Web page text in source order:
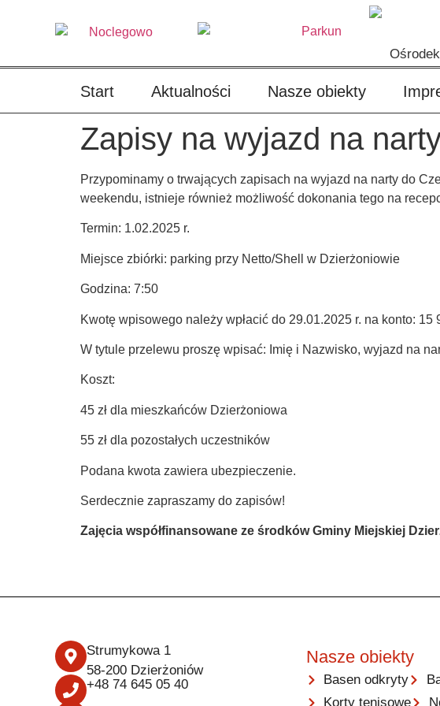
Start Aktualności Nasze obiekty
Zapisy na wyjazd na
Przypominamy o trwających zapisach na wyjazd na narty do
weekendu, istnieje również możliwość dokonania tego na
Termin: 1.02.2025 r.
Miejsce zbiórki: parking przy Netto/Shell w Dzierżoniowie
Godzina: 7:50
Kwotę wpisowego należy wpłacić do 29.01.2025 r. na konto:
W tytule przelewu proszę wpisać: Imię i Nazwisko, wyjazd na
Koszt:
45 zł dla mieszkańców Dzierżoniowa
55 zł dla pozostałych uczestników
Podana kwota zawiera ubezpieczenie.
Serdecznie zapraszamy do zapisów!
Zajęcia współfinansowane ze środków Gminy Miejskiej
Strumykowa 1
58-200 Dzierżoniów
+48 74 645 05 40
Nasze obiekty
Basen odkryty
Korty tenisowe